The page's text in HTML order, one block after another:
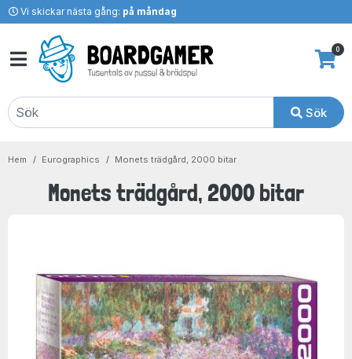
Vi skickar nästa gång: på måndag
Sök
0
Hem Eurographics Monets trädgård, 2000 bitar
Monets trädgård, 2000 bitar